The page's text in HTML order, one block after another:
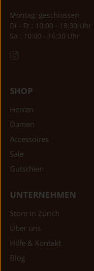
Montag: geschlossen
Di - Fr : 10:00 - 18:30 Uhr
Sa : 10:00 - 16:30 Uhr
SHOP
Herren
Damen
Accessoires
Sale
Gutschein
UNTERNEHMEN
Store in Zürich
Über uns
Hilfe & Kontakt
Blog